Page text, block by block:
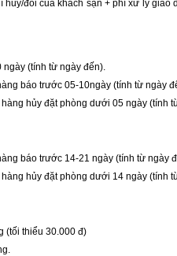
đổi của khách sạn + phí xử lý
(tính từ ngày đến).
báo trước 05-10ngày (tính từ ngày
hủy đặt phòng dưới 05 ngày (tính
báo trước 14-21 ngày (tính từ ngày
hủy đặt phòng dưới 14 ngày (tính
(tối thiểu 30.000 đ)